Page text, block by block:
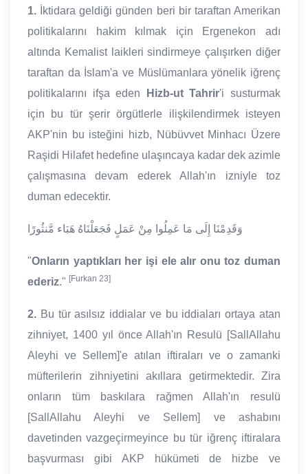
1. İktidara geldiği günden beri bir taraftan Amerikan
politikalarını hakim kılmak için Ergenekon adı
altında Kemalist laikleri sindirmeye çalışırken diğer
taraftan da İslam'a ve Müslümanlara yönelik iğrenç
politikalarını ifşa eden
Hizb-ut Tahrir'i susturmak
için bu tür şerir örgütlerle ilişkilendirmek isteyen
AKP'nin bu isteğini hizb, Nübüvvet Minhacı Üzere
Raşidi Hilafet hedefine ulaşıncaya kadar dek azimle
çalışmasına devam ederek Allah'ın izniyle toz
duman edecektir.
وَقَدِمْنَا إِلَى مَا عَمِلُوا مِنْ عَمَلٍ فَجَعَلْنَاهُ هَبَاء مَّنثُورًا
"Onların yaptıkları her işi ele alır onu toz duman
ederiz." [Furkan 23]
2. Bu tür asılsız iddialar ve bu iddiaları ortaya atan
zihniyet, 1400 yıl önce Allah'ın Resulü [SallAllahu
Aleyhi ve Sellem]'e atılan iftiraları ve o zamanki
müfterilerin zihniyetini akıllara getirmektedir. Zira
onların tüm baskılara rağmen Allah'ın resulü
[SallAllahu Aleyhi ve Sellem] ve ashabını
davetinden vazgeçirmeyince bu tür iğrenç iftiralara
başvurması gibi AKP hükümeti de hizbe ve